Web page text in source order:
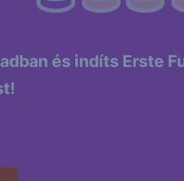
és indíts Erste